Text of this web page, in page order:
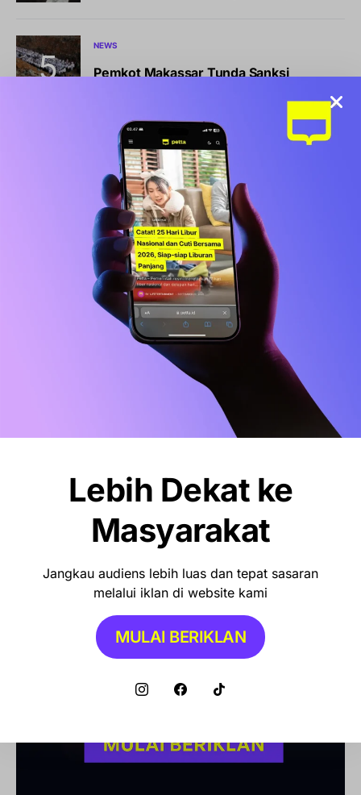
NEWS
Pemkot Makassar Tunda Sanksi
Lebih Dekat ke
Masyarakat
Jangkau audiens lebih luas dan tepat sasaran
melalui iklan di website kami
MULAI BERIKLAN